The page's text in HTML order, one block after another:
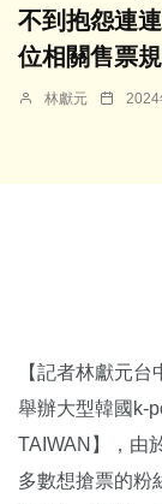
不到抱怨連
位相關售票
林獻元 2024
【記者林獻元
舉辦大型韓國k-
TAIWAN】，由
多數想搶票的粉